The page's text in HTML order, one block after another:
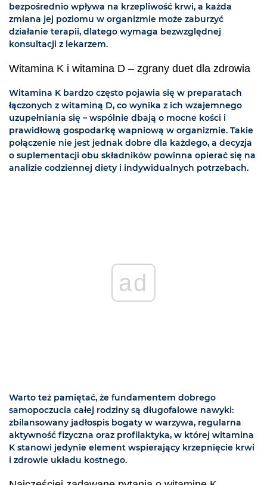
bezpośrednio wpływa na krzepliwość krwi, a każda
zmiana jej poziomu w organizmie może zaburzyć
działanie terapii, dlatego wymaga bezwzględnej
konsultacji z lekarzem.
Witamina K i witamina D – zgrany duet dla zdrowia
Witamina K bardzo często pojawia się w preparatach
łączonych z witaminą D, co wynika z ich wzajemnego
uzupełniania się – wspólnie dbają o mocne kości i
prawidłową gospodarkę wapniową w organizmie. Takie
połączenie nie jest jednak dobre dla każdego, a decyzja
o suplementacji obu składników powinna opierać się na
analizie codziennej diety i indywidualnych potrzebach.
ad
Warto też pamiętać, że fundamentem dobrego
samopoczucia całej rodziny są długofalowe nawyki:
zbilansowany jadłospis bogaty w warzywa, regularna
aktywność fizyczna oraz profilaktyka, w której witamina
K stanowi jedynie element wspierający krzepnięcie krwi
i zdrowie układu kostnego.